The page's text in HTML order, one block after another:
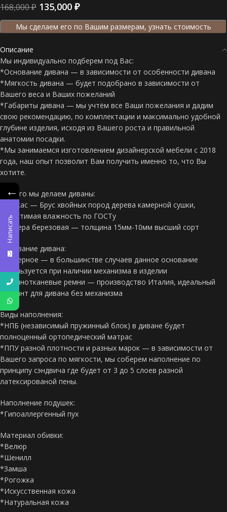
168,000₽ 135,000 ₽
Мы сделаем его по Вашим размерам, узнать стоимость
Описание
Мы индивидуально подберем под Вас:
*Основание дивана — в зависимости от особенности дивана
*Мягкость дивана — будет подобрано в зависимости от
Вашего веса и Ваших пожеланий
*Габариты дивана — мы учтём все Ваши пожелания и дадим
свою рекомендацию, по комплектации и максимально удобной
глубине изделия, исходя из Вашего роста и правильной
анатомии посадки.
*Мы занимаемся изготовлением дизайнерской мебели с 2018
года, наш опыт позволит Вам получить именно то, что Вы
хотите.
Из чего мы делаем диваны:
*Каркас — Брус хвойных пород дерева камерной сушки,
допустимая влажность по ГОСТу
*Фанера березовая — толщина 15мм-10мм высший сорт
Основание дивана:
*Фанерное — в большинстве случаев данное основание
используется при наличии механизма в изделии
*Резинотканевые ремни — производство Италия, идеальный
вариант для дивана без механизма
Виды наполнения:
*НПБ (независимый пружинный блок) в диване будет
полноценный ортопедический матрас
*ППУ разной плотности и разных марок — в зависимости от
Вашего запроса по мягкости, мы соберем наполнение по
принципу сэндвича где будет от 3 до 5 слоев разной
латексированой пены.
Наполнение подушек:
*Гипоаллергенный пух
Материал обивки:
*Велюр
*Шенилл
*Замша
*Рогожка
*Искусственная кожа
*Натуральная кожа
←
Написать